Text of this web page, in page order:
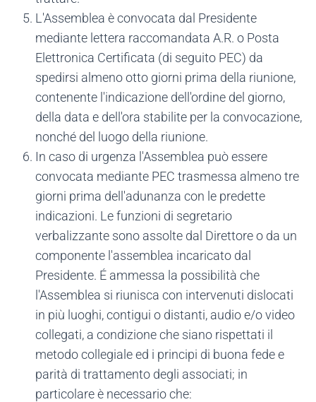
L'Assemblea è convocata dal Presidente
mediante lettera raccomandata A.R. o Posta
Elettronica Certificata (di seguito PEC) da
spedirsi almeno otto giorni prima della riunione,
contenente l'indicazione dell'ordine del giorno,
della data e dell'ora stabilite per la convocazione,
nonché del luogo della riunione.
In caso di urgenza l'Assemblea può essere
convocata mediante PEC trasmessa almeno tre
giorni prima dell'adunanza con le predette
indicazioni. Le funzioni di segretario
verbalizzante sono assolte dal Direttore o da un
componente l'assemblea incaricato dal
Presidente. É ammessa la possibilità che
l'Assemblea si riunisca con intervenuti dislocati
in più luoghi, contigui o distanti, audio e/o video
collegati, a condizione che siano rispettati il
metodo collegiale ed i principi di buona fede e
parità di trattamento degli associati; in
particolare è necessario che: